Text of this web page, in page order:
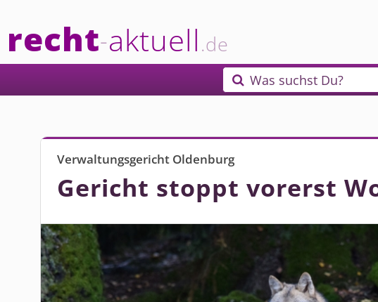
recht-aktuell.de
 Was suchst Du?
Verwaltungsgericht Oldenburg
Gericht stoppt vorerst